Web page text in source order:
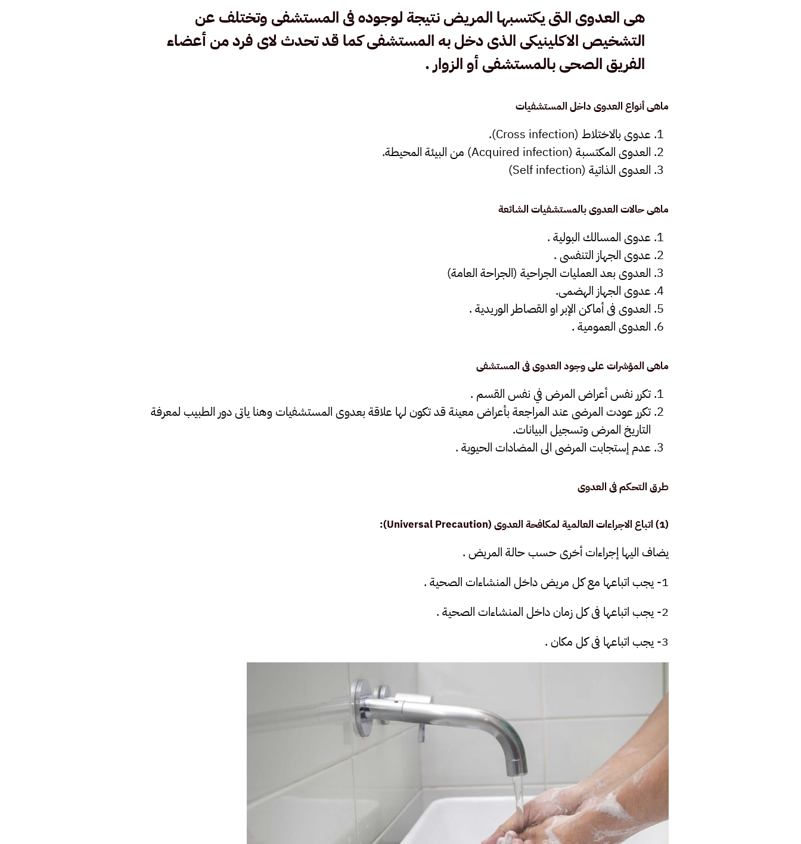
هى العدوى التى يكتسبها المريض نتيجة لوجوده فى المستشفى وتختلف عن
التشخيص الاكلينيكى الذى دخل به المستشفى كما قد تحدث لاى فرد من أعضاء
الفريق الصحى بالمستشفى أو الزوار .
ماهى أنواع العدوى داخل المستشفيات
عدوى بالاختلاط (Cross infection).
العدوى المكتسبة (Acquired infection) من البيئة المحيطة.
العدوى الذاتية (Self infection)
ماهى حالات العدوى بالمستشفيات الشائعة
عدوى المسالك البولية .
عدوى الجهاز التنفسى .
العدوى بعد العمليات الجراحية (الجراحة العامة)
عدوى الجهاز الهضمى.
العدوى فى أماكن الإبر او القصاطر الوريدية .
العدوى العمومية .
ماهى المؤشرات على وجود العدوى فى المستشفى
تكرر نفس أعراض المرض في نفس القسم .
تكرر عودت المرضى عند المراجعة بأعراض معينة قد تكون لها علاقة بعدوى المستشفيات وهنا ياتى دور الطبيب لمعرفة
التاريخ المرض وتسجيل البيانات.
عدم إستجابت المرضى الى المضادات الحيوية .
طرق التحكم فى العدوى
(1) اتباع الاجراءات العالمية لمكافحة العدوى ( Universal Precaution
):
يضاف اليها إجراءات أخرى حسب حالة المريض .
1- يجب اتباعها مع كل مريض داخل المنشاءات الصحية .
2- يجب اتباعها فى كل زمان داخل المنشاءات الصحية .
3- يجب اتباعها فى كل مكان .